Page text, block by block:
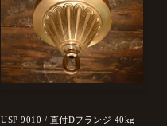
USP 9010 / 直付Dフランジ 40kg